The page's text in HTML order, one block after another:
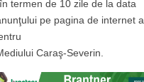
termen de 10 zile de la data
pe pagina de internet a
Caraş-Severin.